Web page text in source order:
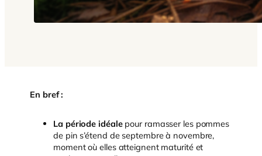
En bref :
La période idéalepour ramasser les pommes
de pin s’étend de septembre à novembre,
moment où elles atteignent maturité et